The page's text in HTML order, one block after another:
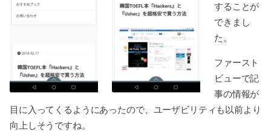
することが
できまし
た。
ファースト
ビューで記
事の情報が
目に入ってくるようにあったので、ユーザビリティも以前より
向上しそうですね。